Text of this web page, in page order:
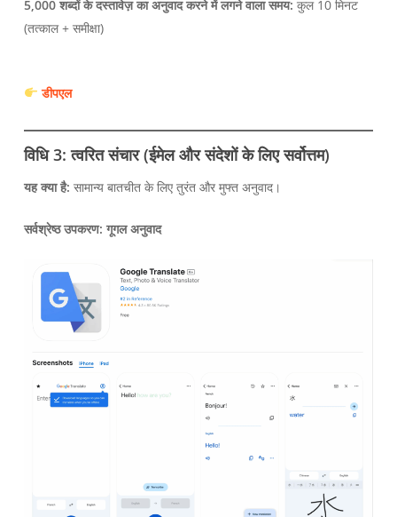
5,000 शब्दों के दस्तावेज़ का अनुवाद करने में लगने वाला समय: कुल 10 मिनट
(तत्काल + समीक्षा)
डीपएल
विधि 3: त्वरित संचार (ईमेल और संदेशों के लिए सर्वोत्तम)
यह क्या है: सामान्य बातचीत के लिए तुरंत और मुफ्त अनुवाद।
सर्वश्रेष्ठ उपकरण: गूगल अनुवाद